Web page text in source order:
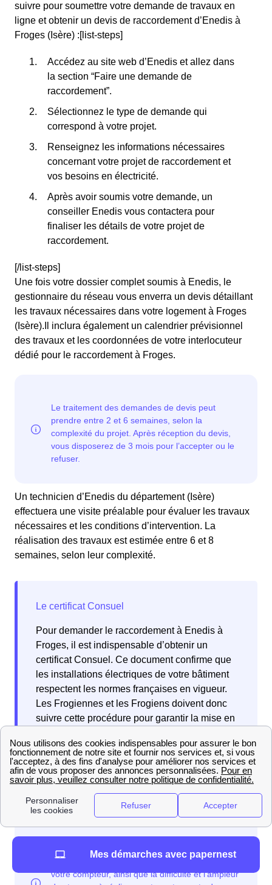
suivre pour soumettre votre demande de travaux en
ligne et obtenir un devis de raccordement d’Enedis à
Froges (Isère) :[list-steps]
Accédez au site web d’Enedis et allez dans
la section “Faire une demande de
raccordement”.
Sélectionnez le type de demande qui
correspond à votre projet.
Renseignez les informations nécessaires
concernant votre projet de raccordement et
vos besoins en électricité.
Après avoir soumis votre demande, un
conseiller Enedis vous contactera pour
finaliser les détails de votre projet de
raccordement.
[/list-steps]
Une fois votre dossier complet soumis à Enedis, le
gestionnaire du réseau vous enverra un devis détaillant
les travaux nécessaires dans votre logement à Froges
(Isère).Il inclura également un calendrier prévisionnel
des travaux et les coordonnées de votre interlocuteur
dédié pour le raccordement à Froges.
Un technicien d’Enedis du département (Isère)
effectuera une visite préalable pour évaluer les travaux
nécessaires et les conditions d’intervention. La
réalisation des travaux est estimée entre 6 et 8
semaines, selon leur complexité.
Pour demander le raccordement à Enedis à
Froges, il est indispensable d’obtenir un
certificat Consuel. Ce document confirme que
les installations électriques de votre bâtiment
respectent les normes françaises en vigueur.
Les Frogiennes et les Frogiens doivent donc
suivre cette procédure pour garantir la mise en
dans la ville de Froges, en Auvergne-Rhône-
Alpes.
Mes démarches avec papernest